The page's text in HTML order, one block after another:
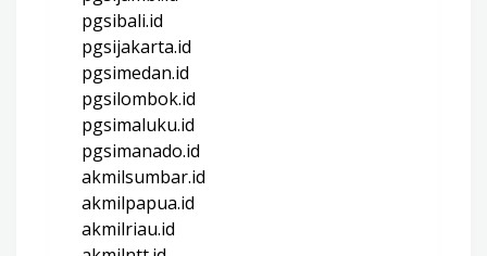
pgsibali.id
pgsijakarta.id
pgsimedan.id
pgsilombok.id
pgsimaluku.id
pgsimanado.id
akmilsumbar.id
akmilpapua.id
akmilriau.id